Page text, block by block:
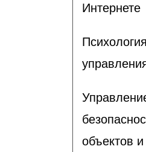
Интернете
Психология
объектов и